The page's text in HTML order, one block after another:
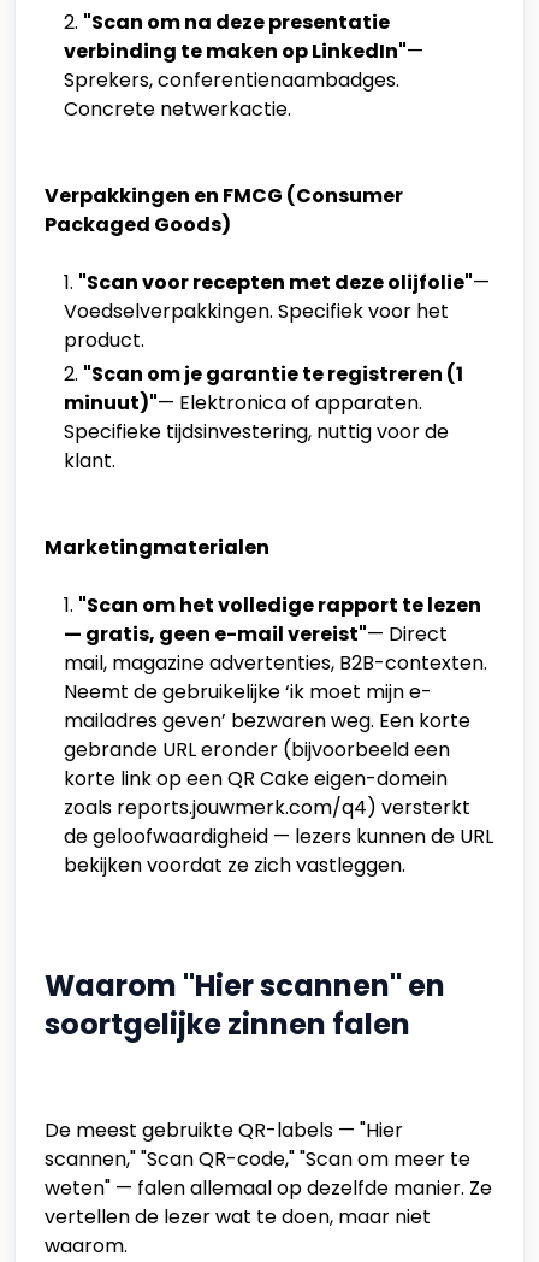
"Scan om na deze presentatie
verbinding te maken op LinkedIn"—
Sprekers, conferentienaambadges.
Concrete netwerkactie.
Verpakkingen en FMCG (Consumer
Packaged Goods)
"Scan voor recepten met deze olijfolie"—
Voedselverpakkingen. Specifiek voor het
product.
"Scan om je garantie te registreren (1
minuut)"— Elektronica of apparaten.
Specifieke tijdsinvestering, nuttig voor de
klant.
Marketingmaterialen
"Scan om het volledige rapport te lezen
— gratis, geen e-mail vereist"— Direct
mail, magazine advertenties, B2B-contexten.
Neemt de gebruikelijke ‘ik moet mijn e-
mailadres geven’ bezwaren weg. Een korte
gebrande URL eronder (bijvoorbeeld een
korte link op een QR Cake eigen-domein
zoals reports.jouwmerk.com/q4) versterkt
de geloofwaardigheid — lezers kunnen de URL
bekijken voordat ze zich vastleggen.
Waarom "Hier scannen" en
soortgelijke zinnen falen
De meest gebruikte QR-labels — "Hier
scannen," "Scan QR-code," "Scan om meer te
weten" — falen allemaal op dezelfde manier. Ze
vertellen de lezer wat te doen, maar niet
waarom.